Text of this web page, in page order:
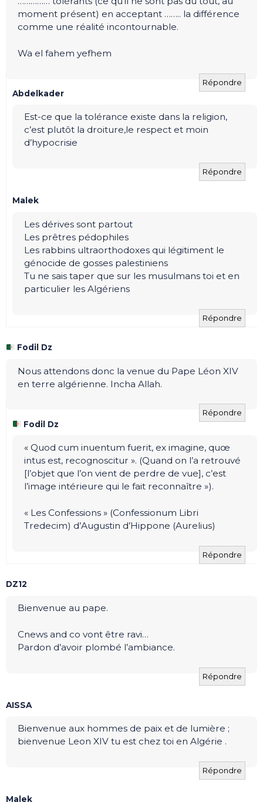
moment présent) en acceptant …….. la différence
comme une réalité incontournable.
Wa el fahem yefhem
Répondre
Abdelkader
Est-ce que la tolérance existe dans la religion,
c’est plutôt la droiture,le respect et moin
d’hypocrisie
Répondre
Malek
Les dérives sont partout
Les prêtres pédophiles
Les rabbins ultraorthodoxes qui légitiment le
génocide de gosses palestiniens
Tu ne sais taper que sur les musulmans toi et en
particulier les Algériens
Répondre
Fodil Dz
Nous attendons donc la venue du Pape Léon XIV
en terre algérienne. Incha Allah.
Répondre
Fodil Dz
« Quod cum inuentum fuerit, ex imagine, quœ
intus est, recognoscitur ». (Quand on l’a retrouvé
[l’objet que l’on vient de perdre de vue], c’est
l’image intérieure qui le fait reconnaître »).
« Les Confessions » (Confessionum Libri
Tredecim) d’Augustin d’Hippone (Aurelius)
Répondre
DZ12
Bienvenue au pape.
Cnews and co vont être ravi…
Pardon d’avoir plombé l’ambiance.
Répondre
AISSA
Bienvenue aux hommes de paix et de lumière ;
bienvenue Leon XIV tu est chez toi en Algérie .
Répondre
Malek